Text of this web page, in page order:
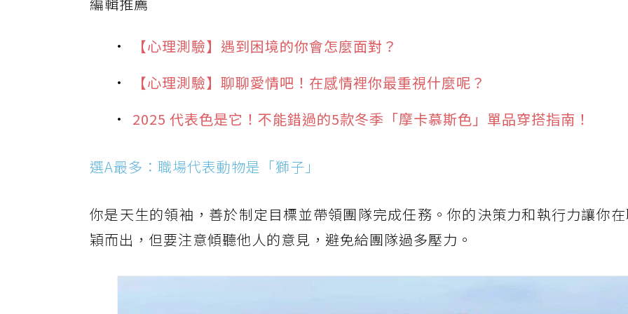
【心理測驗】遇到困境的你會怎麼面對？
【心理測驗】聊聊愛情吧！在感情裡你最重視什麼呢？
2025 代表色是它！不能錯過的5款冬季「摩卡慕斯色」單品穿搭指南！
選A最多：職場代表動物是「獅子」
你是天生的領袖，善於制定目標並帶領團隊完成任務。你的決策力和執行力讓你
穎而出，但要注意傾聽他人的意見，避免給團隊過多壓力。